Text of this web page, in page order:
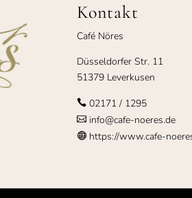
Kontakt
Café Nöres
Düsseldorfer Str. 11
51379 Leverkusen
 02171 / 1295
info@cafe-noeres.de
https://www.cafe-